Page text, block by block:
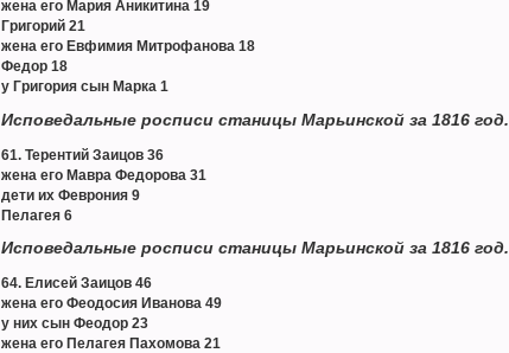
жена его Мария Аникитина 19
Григорий 21
жена его Евфимия Митрофанова 18
Федор 18
у Григория сын Марка 1
Исповедальные росписи станицы Марьинской за 1816 год.
61. Терентий Заицов 36
жена его Мавра Федорова 31
дети их Феврония 9
Пелагея 6
Исповедальные росписи станицы Марьинской за 1816 год.
64. Елисей Заицов 46
жена его Феодосия Иванова 49
у них сын Феодор 23
жена его Пелагея Пахомова 21